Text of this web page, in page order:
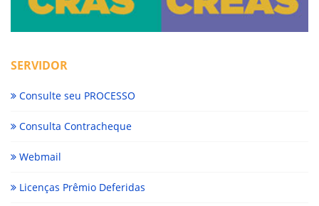
SERVIDOR
Consulte seu PROCESSO
Consulta Contracheque
Webmail
Licenças Prêmio Deferidas